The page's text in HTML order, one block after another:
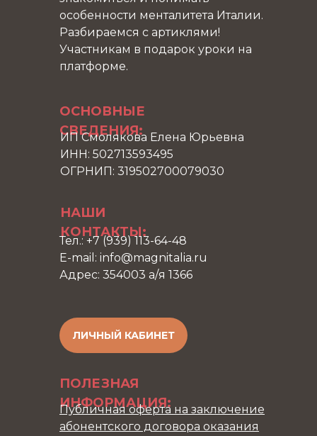
ЛИЧНЫЙ КАБИНЕТ
ОСНОВНЫЕ
СВЕДЕНИЯ:
НАШИ
КОНТАКТЫ:
ПОЛЕЗНАЯ
ИНФОРМАЦИЯ:
ИП Смолякова Елена Юрьевна
ИНН: 502713593495
ОГРНИП: 319502700079030
особенности менталитета Италии.
Разбираемся с артиклями!
Участникам в подарок уроки на
платформе.
Публичная оферта на заключение
абонентского договора оказания
Тел.: +7 (939) 113-64-48
E-mail: info@magnitalia.ru
Адрес: 354003 а/я 1366